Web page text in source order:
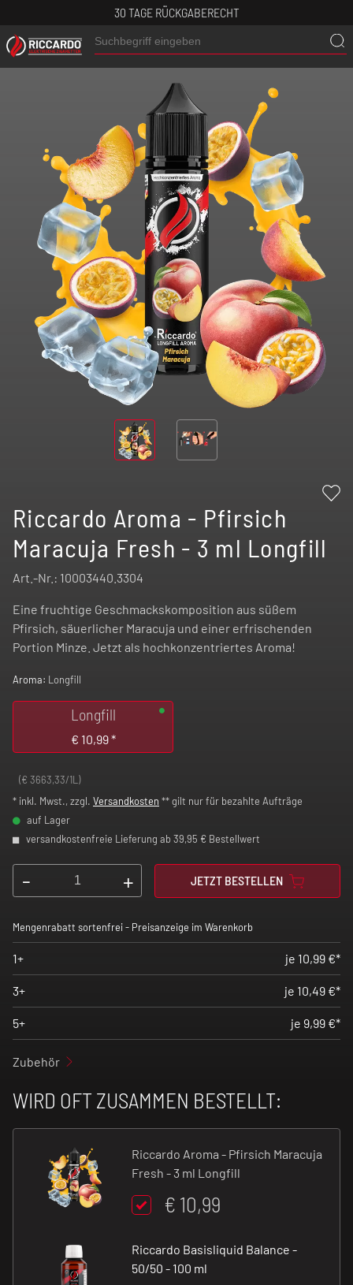
30 TAGE RÜCKGABERECHT
Riccardo Aroma - Pfirsich
Maracuja Fresh - 3 ml Longfill
Art.-Nr.: 10003440.3304
Eine fruchtige Geschmackskomposition aus süßem
Pfirsich, säuerlicher Maracuja und einer erfrischenden
Portion Minze. Jetzt als hochkonzentriertes Aroma!
Aroma: Longfill
Longfill
€ 10,99*
(€ 3663,33/1L)
* inkl. Mwst., zzgl. Versandkosten ** gilt nur für bezahlte Aufträge
auf Lager
versandkostenfreie Lieferung ab 39,95 € Bestellwert
- + JETZT BESTELLEN
Mengenrabatt sortenfrei - Preisanzeige im Warenkorb
1+ je 10,99 €*
3+ je 10,49 €*
5+ je 9,99 €*
Zubehör
WIRD OFT ZUSAMMEN BESTELLT:
Riccardo Aroma - Pfirsich Maracuja
Fresh - 3 ml Longfill
€ 10,99
Riccardo Basisliquid Balance -
50/50 - 100 ml